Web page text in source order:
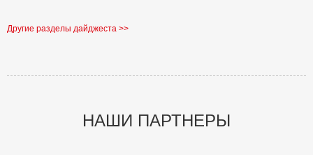
Другие разделы дайджеста >>
НАШИ ПАРТНЕРЫ